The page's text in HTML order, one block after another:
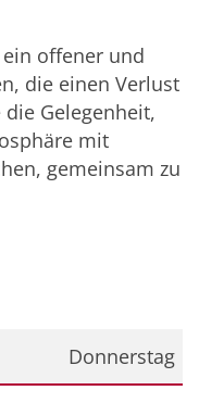
ein offener und
die einen Verlust
Gelegenheit,
mit
gemeinsam zu
Donnerstag